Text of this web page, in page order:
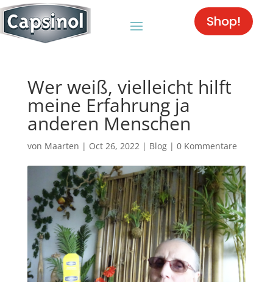
Shop!
Wer weiß, vielleicht hilft
meine Erfahrung ja
anderen Menschen
von Maarten | Oct 26, 2022| Blog| 0 Kommentare